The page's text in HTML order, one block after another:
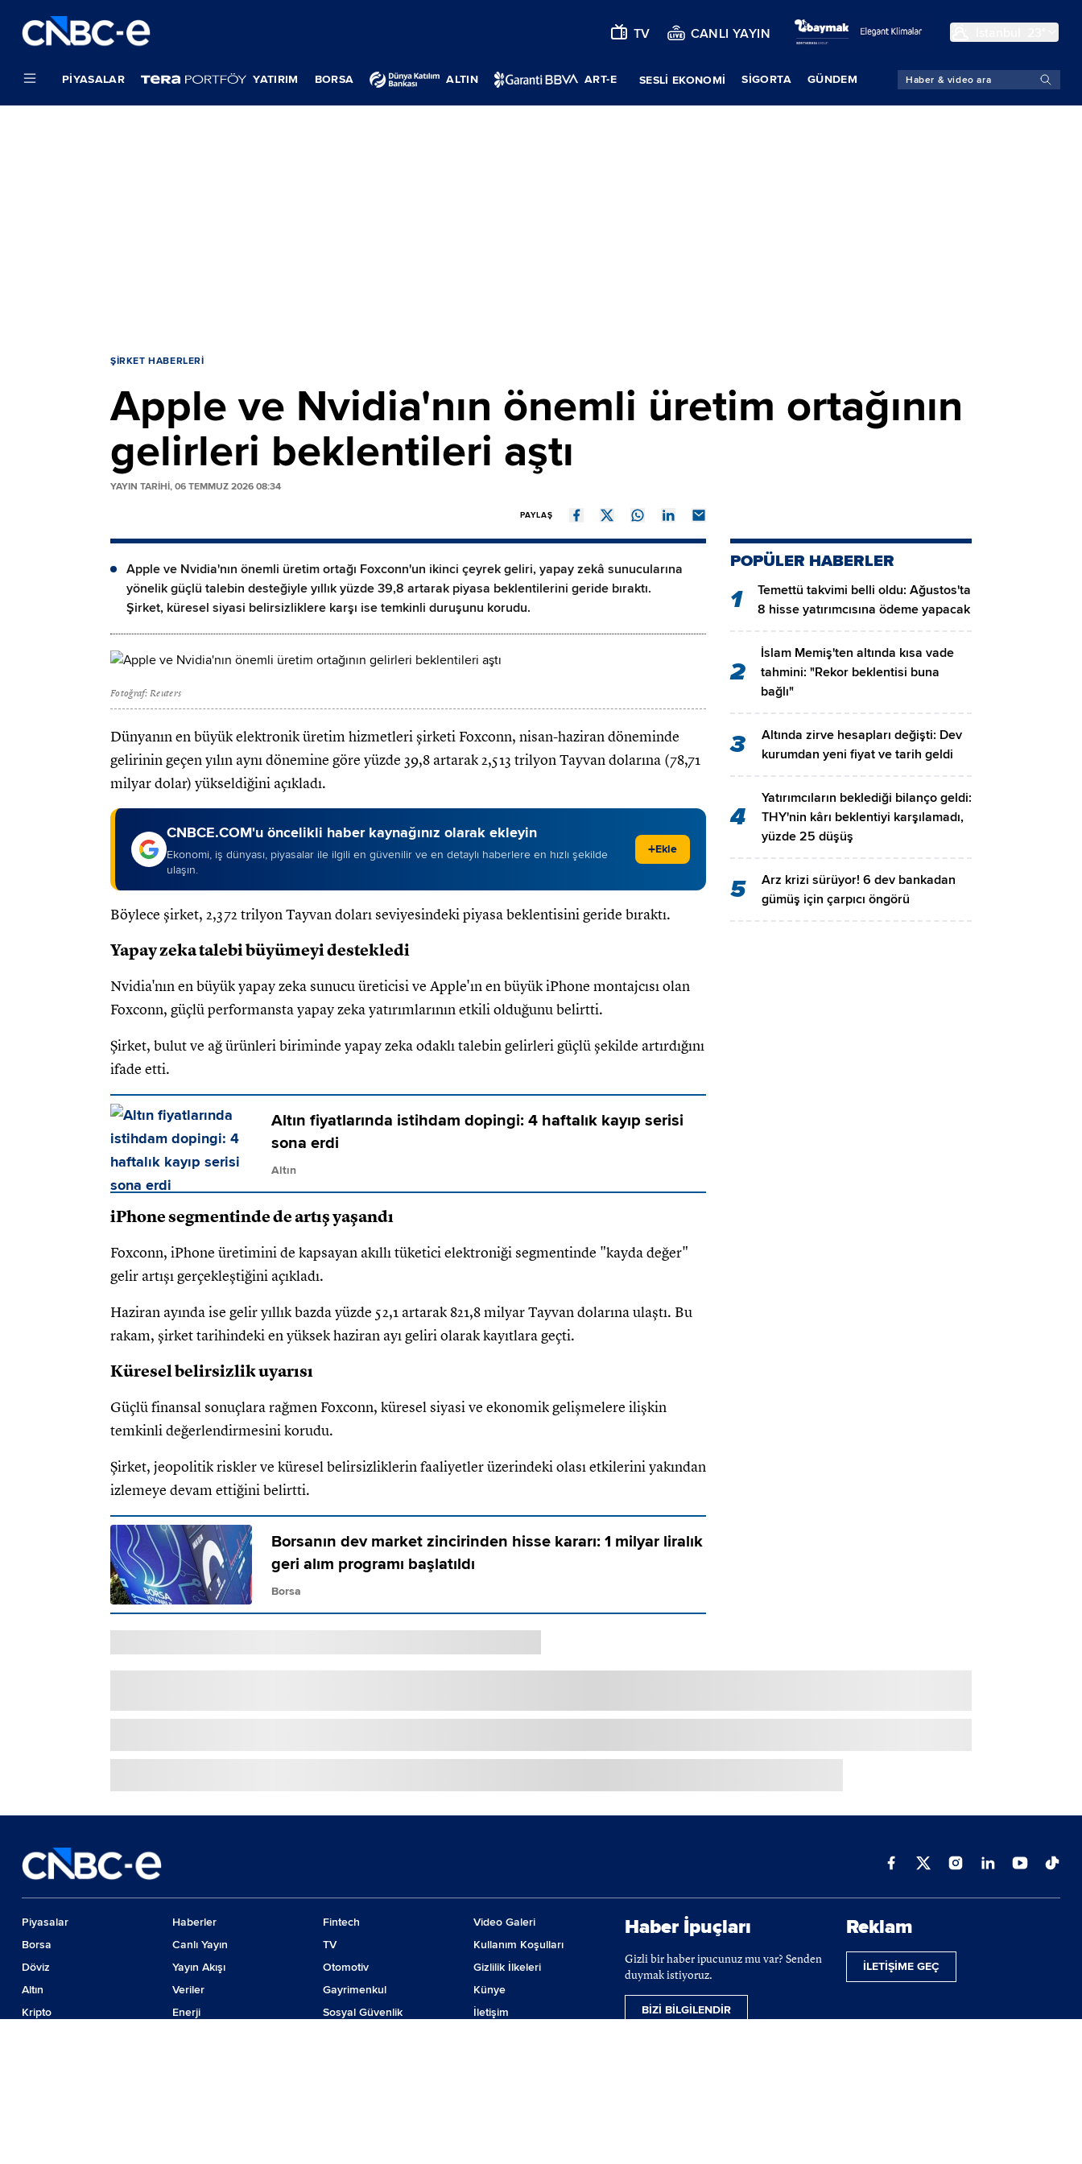
TV CANLI YAYIN
PIYASALAR YATIRIM BORSA ALTIN ART-E SESLİ EKONOMİ SIGORTA GÜNDEM
ŞIRKET HABERLERI
Apple ve Nvidia'nın önemli üretim ortağının
gelirleri beklentileri aştı
YAYIN TARİHİ, 06 TEMMUZ 2026 08:34
PAYLAŞ
Apple ve Nvidia'nın önemli üretim ortağı Foxconn'un ikinci çeyrek geliri, yapay zekâ sunucularına
yönelik güçlü talebin desteğiyle yıllık yüzde 39,8 artarak piyasa beklentilerini geride bıraktı.
Şirket, küresel siyasi belirsizliklere karşı ise temkinli duruşunu korudu.
Fotoğraf: Reuters
Dünyanın en büyük elektronik üretim hizmetleri şirketi Foxconn, nisan-haziran döneminde
gelirinin geçen yılın aynı dönemine göre yüzde 39,8 artarak 2,513 trilyon Tayvan dolarına (78,71
milyar dolar) yükseldiğini açıkladı.
CNBCE.COM'u öncelikli haber kaynağınız olarak ekleyin
Ekonomi, iş dünyası, piyasalar ile ilgili en güvenilir ve en detaylı haberlere en hızlı şekilde
ulaşın.
+Ekle
Böylece şirket, 2,372 trilyon Tayvan doları seviyesindeki piyasa beklentisini geride bıraktı.
Yapay zeka talebi büyümeyi destekledi
Nvidia'nın en büyük yapay zeka sunucu üreticisi ve Apple'ın en büyük iPhone montajcısı olan
Foxconn, güçlü performansta yapay zeka yatırımlarının etkili olduğunu belirtti.
Şirket, bulut ve ağ ürünleri biriminde yapay zeka odaklı talebin gelirleri güçlü şekilde artırdığını
ifade etti.
Altın fiyatlarında istihdam dopingi: 4 haftalık kayıp serisi
sona erdi
Altın
iPhone segmentinde de artış yaşandı
Foxconn, iPhone üretimini de kapsayan akıllı tüketici elektroniği segmentinde "kayda değer"
gelir artışı gerçekleştiğini açıkladı.
Haziran ayında ise gelir yıllık bazda yüzde 52,1 artarak 821,8 milyar Tayvan dolarına ulaştı. Bu
rakam, şirket tarihindeki en yüksek haziran ayı geliri olarak kayıtlara geçti.
Küresel belirsizlik uyarısı
Güçlü finansal sonuçlara rağmen Foxconn, küresel siyasi ve ekonomik gelişmelere ilişkin
temkinli değerlendirmesini korudu.
Şirket, jeopolitik riskler ve küresel belirsizliklerin faaliyetler üzerindeki olası etkilerini yakından
izlemeye devam ettiğini belirtti.
Borsanın dev market zincirinden hisse kararı: 1 milyar liralık
geri alım programı başlatıldı
Borsa
POPÜLER HABERLER
1
Temettü takvimi belli oldu: Ağustos'ta
8 hisse yatırımcısına ödeme yapacak
2
İslam Memiş'ten altında kısa vade
tahmini: "Rekor beklentisi buna
bağlı"
3
Altında zirve hesapları değişti: Dev
kurumdan yeni fiyat ve tarih geldi
4
Yatırımcıların beklediği bilanço geldi:
THY'nin kârı beklentiyi karşılamadı,
yüzde 25 düşüş
5
Arz krizi sürüyor! 6 dev bankadan
gümüş için çarpıcı öngörü
Piyasalar
Borsa
Döviz
Altın
Kripto
Haberler
Canlı Yayın
Yayın Akışı
Veriler
Enerji
Fintech
TV
Otomotiv
Gayrimenkul
Sosyal Güvenlik
Video Galeri
Kullanım Koşulları
Gizlilik İlkeleri
Künye
İletişim
Haber İpuçları
Gizli bir haber ipucunuz mu var? Senden
duymak istiyoruz.
BİZİ BİLGİLENDİR
Reklam
İLETİŞİME GEÇ